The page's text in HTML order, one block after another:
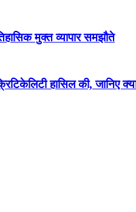
मुक्त व्यापार समझौते
हासिल की, जानिए
एक बार फिर से चंद्रमा के